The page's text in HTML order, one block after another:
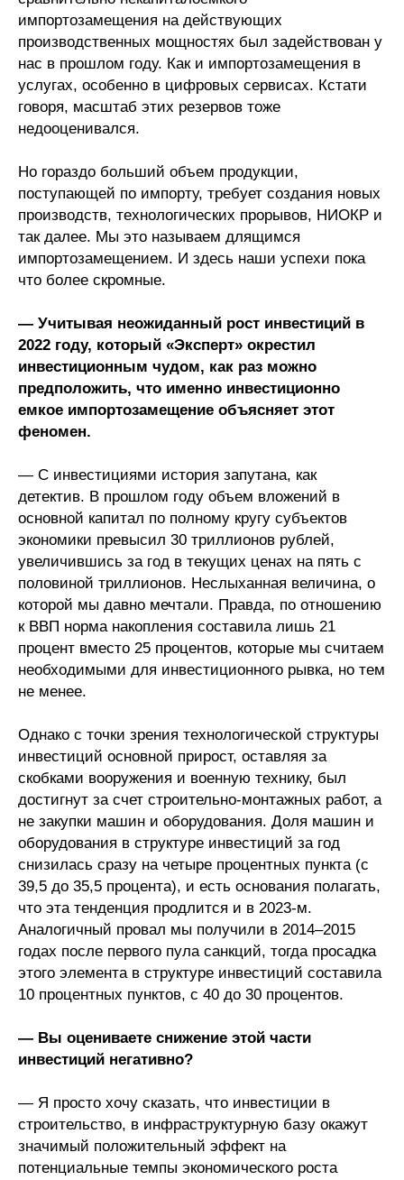
импортозамещения на действующих
производственных мощностях был задействован у
нас в прошлом году. Как и импортозамещения в
услугах, особенно в цифровых сервисах. Кстати
говоря, масштаб этих резервов тоже
недооценивался.
Но гораздо больший объем продукции,
поступающей по импорту, требует создания новых
производств, технологических прорывов, НИОКР и
так далее. Мы это называем длящимся
импортозамещением. И здесь наши успехи пока
что более скромные.
— Учитывая неожиданный рост инвестиций в
2022 году, который «Эксперт» окрестил
инвестиционным чудом, как раз можно
предположить, что именно инвестиционно
емкое импортозамещение объясняет этот
феномен.
— С инвестициями история запутана, как
детектив. В прошлом году объем вложений в
основной капитал по полному кругу субъектов
экономики превысил 30 триллионов рублей,
увеличившись за год в текущих ценах на пять с
половиной триллионов. Неслыханная величина, о
которой мы давно мечтали. Правда, по отношению
к ВВП норма накопления составила лишь 21
процент вместо 25 процентов, которые мы считаем
необходимыми для инвестиционного рывка, но тем
не менее.
Однако с точки зрения технологической структуры
инвестиций основной прирост, оставляя за
скобками вооружения и военную технику, был
достигнут за счет строительно-монтажных работ, а
не закупки машин и оборудования. Доля машин и
оборудования в структуре инвестиций за год
снизилась сразу на четыре процентных пункта (с
39,5 до 35,5 процента), и есть основания полагать,
что эта тенденция продлится и в 2023-м.
Аналогичный провал мы получили в 2014–2015
годах после первого пула санкций, тогда просадка
этого элемента в структуре инвестиций составила
10 процентных пунктов, с 40 до 30 процентов.
— Вы оцениваете снижение этой части
инвестиций негативно?
— Я просто хочу сказать, что инвестиции в
строительство, в инфраструктурную базу окажут
значимый положительный эффект на
потенциальные темпы экономического роста